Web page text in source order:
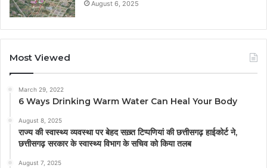
August 6, 2025
Most Viewed
March 29, 2022
6 Ways Drinking Warm Water Can Heal Your Body
August 8, 2025
राज्य की स्वास्थ्य व्यवस्था पर बेहद सख़्त टिप्पणियां की छत्तीसगढ़ हाईकोर्ट ने,
छत्तीसगढ़ सरकार के स्वास्थ्य विभाग के सचिव को किया तलब
August 7, 2025